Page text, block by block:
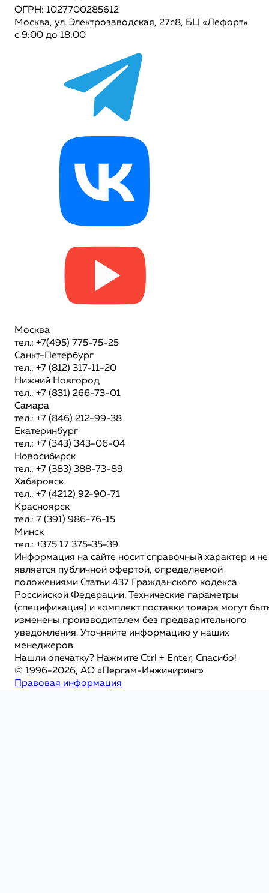
ОГРН: 1027700285612
Москва, ул. Электрозаводская, 27с8, БЦ «Лефорт»
с 9:00 до 18:00
Москва
тел.: +7(495) 775-75-25
Санкт-Петербург
тел.: +7 (812) 317-11-20
Нижний Новгород
тел.: +7 (831) 266-73-01
Самара
тел.: +7 (846) 212-99-38
Екатеринбург
тел.: +7 (343) 343-06-04
Новосибирск
тел.: +7 (383) 388-73-89
Хабаровск
тел.: +7 (4212) 92-90-71
Красноярск
тел.: 7 (391) 986-76-15
Минск
тел.: +375 17 375-35-39
Информация на сайте носит справочный характер и не
является публичной офертой, определяемой
положениями Статьи 437 Гражданского кодекса
Российской Федерации. Технические параметры
(спецификация) и комплект поставки товара могут
изменены производителем без предварительного
уведомления. Уточняйте информацию у наших
менеджеров.
Нашли опечатку? Нажмите Ctrl + Enter, Спасибо!
© 1996-2026, АО «Пергам-Инжиниринг»
Правовая информация